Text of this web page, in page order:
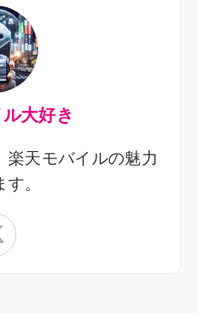
大好き
楽天モバイルの魅力
。